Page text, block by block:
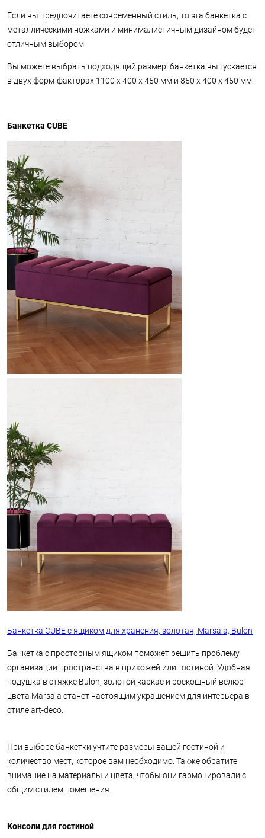
Если вы предпочитаете современный стиль, то эта банкетка с
металлическими ножками и минималистичным дизайном будет
отличным выбором.
Вы можете выбрать подходящий размер: банкетка выпускается
в двух форм-факторах 1100 х 400 х 450 мм и 850 х 400 х 450 мм.
Банкетка CUBE
Банкетка CUBE с ящиком для хранения, золотая, Marsala, Bulon
Банкетка с просторным ящиком поможет решить проблему
организации пространства в прихожей или гостиной. Удобная
подушка в стяжке Bulon, золотой каркас и роскошный велюр
цвета Marsala станет настоящим украшением для интерьера в
стиле art-deco.
При выборе банкетки учтите размеры вашей гостиной и
количество мест, которое вам необходимо. Также обратите
внимание на материалы и цвета, чтобы они гармонировали с
общим стилем помещения.
Консоли для гостиной